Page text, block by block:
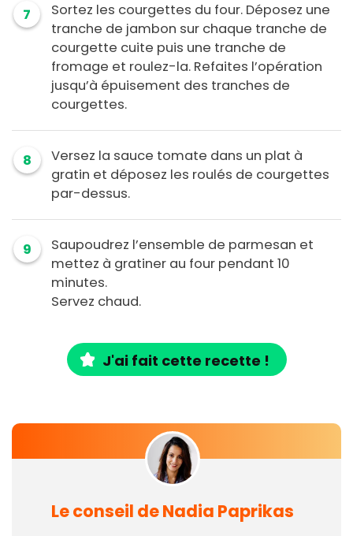
7
Sortez les courgettes du four. Déposez une
tranche de jambon sur chaque tranche de
courgette cuite puis une tranche de
fromage et roulez-la. Refaites l’opération
jusqu’à épuisement des tranches de
courgettes.
8
Versez la sauce tomate dans un plat à
gratin et déposez les roulés de courgettes
par-dessus.
9
Saupoudrez l’ensemble de parmesan et
mettez à gratiner au four pendant 10
minutes.
Servez chaud.
J'ai fait cette recette !
Le conseil de Nadia Paprikas